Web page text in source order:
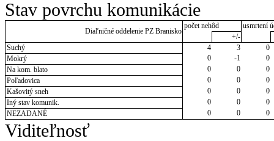
Stav povrchu komunikácie
Diaľničné oddelenie PZ Branisko
počet nehôd
usmrtení
+/-
Suchý
4 3
0
Mokrý
0 -1
0
Na kom. blato
0 0
0
Poľadovica
0 0
0
Kašovitý sneh
0 0
0
Iný stav komunik.
0 0
0
NEZADANÉ
0 0 0
Viditeľnosť